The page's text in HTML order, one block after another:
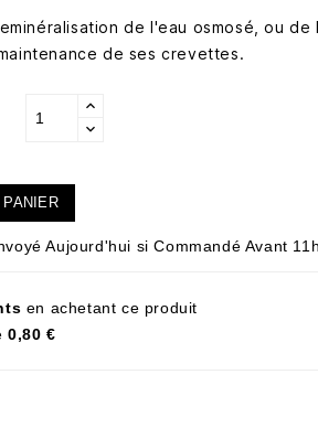
de l'eau osmosé, ou
de ses crevettes.
Aujourd'hui si Commandé Avant
en achetant ce produit
0,80 €